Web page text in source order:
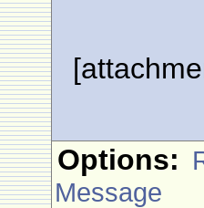
Options:
Message